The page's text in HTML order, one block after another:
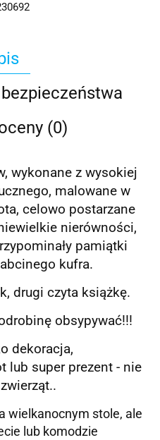
(0)
wykonane z wysokiej
malowane w
celowo postarzane
nierówności,
pamiątki
kufra.
drugi czyta książkę.
obsypywać!!!
lub super prezent - nie
wielkanocnym stole, ale
lub komodzie